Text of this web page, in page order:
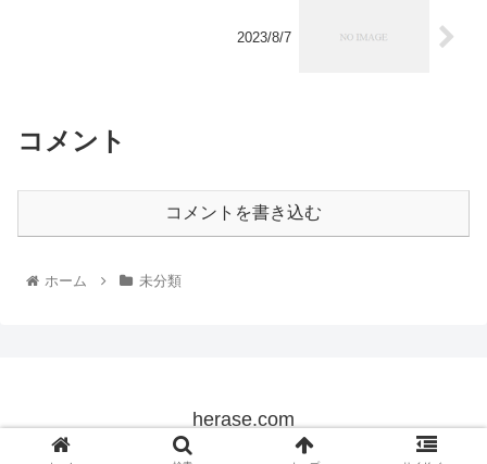
2023/8/7
コメント
コメントを書き込む
ホーム 未分類
herase.com
© 2022 herase.com.